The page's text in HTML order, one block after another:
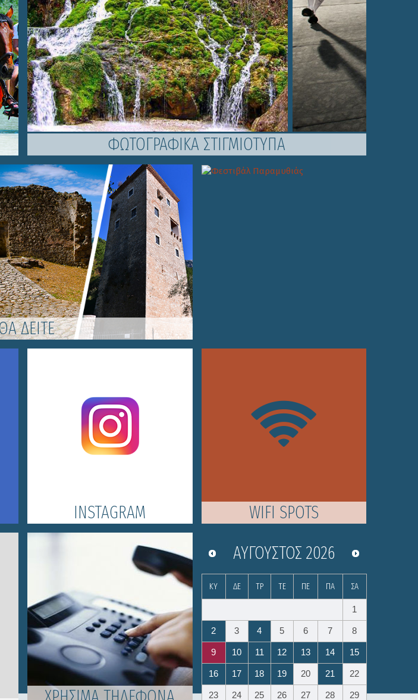
ΦΩΤΟΓΡΑΦΙΚΑ ΣΤΙΓΜΙΟΤΥΠΑ
ΔΕΙΤΕ
INSTAGRAM WIFI SPOTS
ΑΎΓΟΥΣΤΟΣ 2026
ΚΥ ΔΕ ΤΡ ΤΕ ΠΕ ΠΑ ΣΑ
1
2 3 4 5 6 7 8
9 10 11 12 13 14 15
16 17 18 19 20 21 22
23 24 25 26 27 28 29